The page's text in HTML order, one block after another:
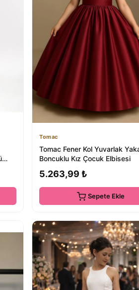
Tomac
Tomac Fener Kol Yuvarlak
Boncuklu Kız Çocuk Elbisesi
5.263,99 ₺
Sepete Ekle